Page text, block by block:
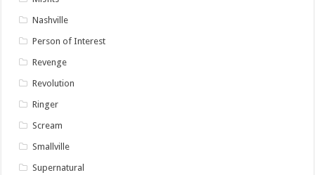
Nashville
Person of Interest
Revenge
Revolution
Ringer
Scream
Smallville
Supernatural